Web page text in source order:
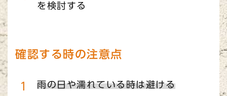
を検討する
確認する時の注意点
雨の日や濡れている時は避ける